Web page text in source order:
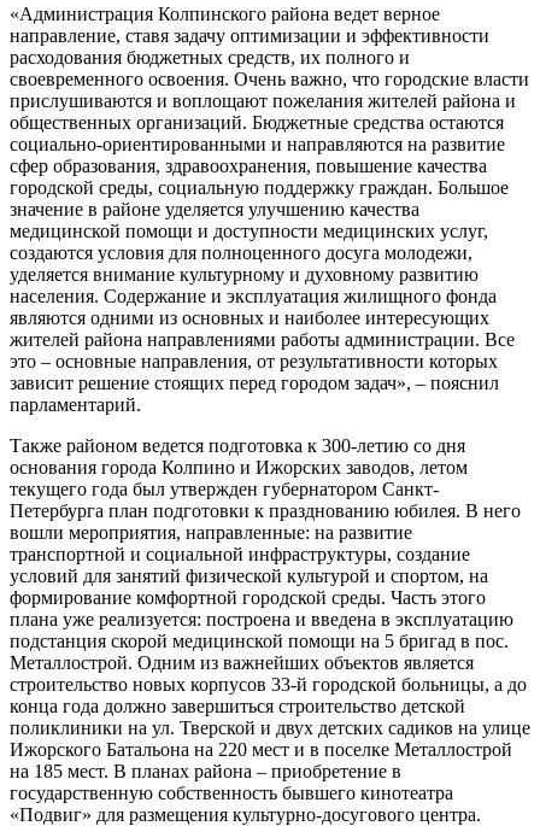
«Администрация Колпинского района ведет верное
направление, ставя задачу оптимизации и эффективности
расходования бюджетных средств, их полного и
своевременного освоения. Очень важно, что городские власти
прислушиваются и воплощают пожелания жителей района и
общественных организаций. Бюджетные средства остаются
социально-ориентированными и направляются на развитие
сфер образования, здравоохранения, повышение качества
городской среды, социальную поддержку граждан. Большое
значение в районе уделяется улучшению качества
медицинской помощи и доступности медицинских услуг,
создаются условия для полноценного досуга молодежи,
уделяется внимание культурному и духовному развитию
населения. Содержание и эксплуатация жилищного фонда
являются одними из основных и наиболее интересующих
жителей района направлениями работы администрации. Все
это – основные направления, от результативности которых
зависит решение стоящих перед городом задач», – пояснил
парламентарий.
Также районом ведется подготовка к 300-летию со дня
основания города Колпино и Ижорских заводов, летом
текущего года был утвержден губернатором Санкт-
Петербурга план подготовки к празднованию юбилея. В него
вошли мероприятия, направленные: на развитие
транспортной и социальной инфраструктуры, создание
условий для занятий физической культурой и спортом, на
формирование комфортной городской среды. Часть этого
плана уже реализуется: построена и введена в эксплуатацию
подстанция скорой медицинской помощи на 5 бригад в пос.
Металлострой. Одним из важнейших объектов является
строительство новых корпусов 33-й городской больницы, а до
конца года должно завершиться строительство детской
поликлиники на ул. Тверской и двух детских садиков на улице
Ижорского Батальона на 220 мест и в поселке Металлострой
на 185 мест. В планах района – приобретение в
государственную собственность бывшего кинотеатра
«Подвиг» для размещения культурно-досугового центра.